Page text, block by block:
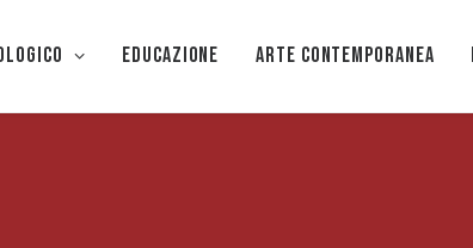
EDUCAZIONE Arte Contemporanea